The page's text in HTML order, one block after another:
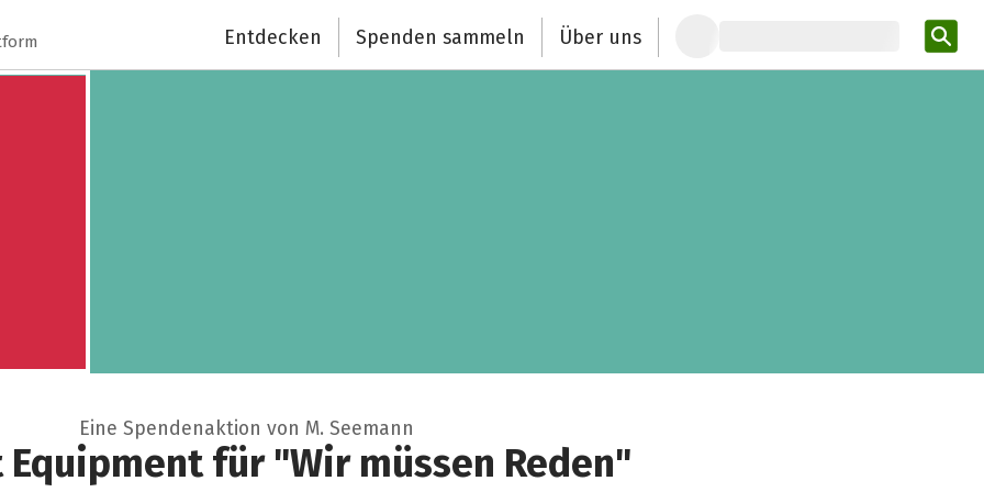
Entdecken Spenden sammeln Über uns
Eine Spendenaktion von M. Seemann
Equipment für "Wir müssen Reden"
Spendenempfänger
Schließen